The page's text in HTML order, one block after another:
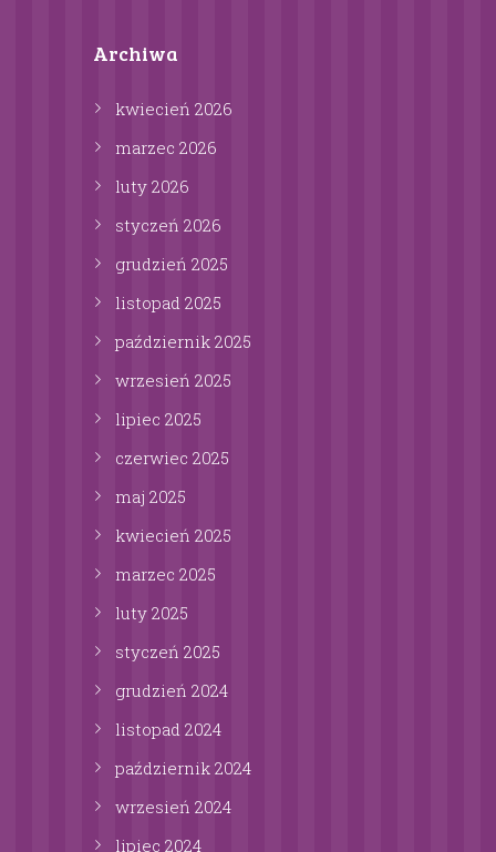
Archiwa
kwiecień 2026
marzec 2026
luty 2026
styczeń 2026
grudzień 2025
listopad 2025
październik 2025
wrzesień 2025
lipiec 2025
czerwiec 2025
maj 2025
kwiecień 2025
marzec 2025
luty 2025
styczeń 2025
grudzień 2024
listopad 2024
październik 2024
wrzesień 2024
lipiec 2024